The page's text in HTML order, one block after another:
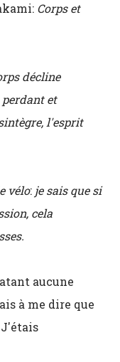
Corps et
décline
et
l'esprit
vélo: je sais que si
cela
aucune
à me dire que